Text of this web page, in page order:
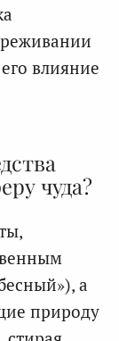
влияние
чуда?
а
природу